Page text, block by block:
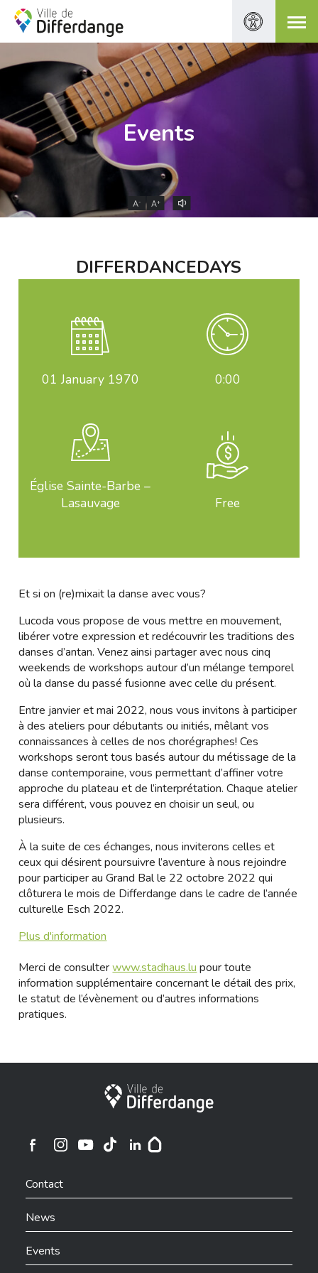
Events
A- A+
DIFFERDANCEDAYS
01 January 1970 0:00
Église Sainte-Barbe –
Lasauvage
Free
Et si on (re)mixait la danse avec vous?
Lucoda vous propose de vous mettre en mouvement,
libérer votre expression et redécouvrir les traditions des
danses d’antan. Venez ainsi partager avec nous cinq
weekends de workshops autour d’un mélange temporel
où la danse du passé fusionne avec celle du présent.
Entre janvier et mai 2022, nous vous invitons à participer
à des ateliers pour débutants ou initiés, mêlant vos
connaissances à celles de nos chorégraphes! Ces
workshops seront tous basés autour du métissage de la
danse contemporaine, vous permettant d’affiner votre
approche du plateau et de l’interprétation. Chaque atelier
sera différent, vous pouvez en choisir un seul, ou
plusieurs.
À la suite de ces échanges, nous inviterons celles et
ceux qui désirent poursuivre l’aventure à nous rejoindre
pour participer au Grand Bal le 22 octobre 2022 qui
clôturera le mois de Differdange dans le cadre de l’année
culturelle Esch 2022.
Plus d'information
Merci de consulterwww.stadhaus.lupour toute
information supplémentaire concernant le détail des prix,
le statut de l’évènement ou d’autres informations
pratiques.
City of Differdange
Ville de Differdange sur Instagram
Contact
News
Events